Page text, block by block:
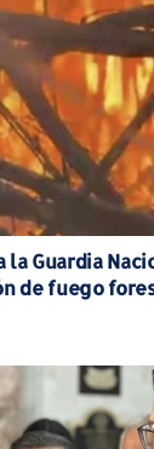
la Guardia
de fuego